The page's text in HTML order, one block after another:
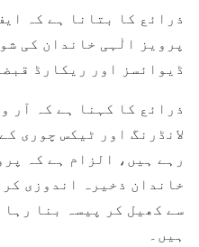
ذرائع کا بتانا ہے کہ
پرویز الٰہی خاندان کی
ڈیوائسز اور ریکارڈ
ذرائع کا کہنا ہے کہ آر
لانڈرنگ اور ٹیکس چوری
رہے ہیں، الزام ہے کہ
خاندان ذخیرہ اندوزی
سے کھیل کر پیسہ بنا
ہیں۔